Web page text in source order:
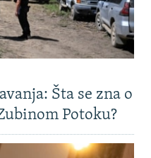
Šta se zna o
Potoku?